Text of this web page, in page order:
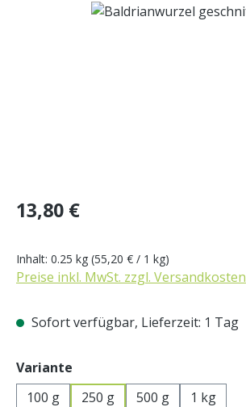
Bildergalerie überspringen
Regulärer Preis:
13,80 €
Inhalt: 0.25 kg (55,20 € / 1 kg)
Preise inkl. MwSt. zzgl. Versandkosten
Sofort verfügbar, Lieferzeit: 1 Tag
Variante
100 g
250 g 500 g 1 kg